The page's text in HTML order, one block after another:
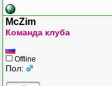
McZim
Команда клуба
Offline
Пол: